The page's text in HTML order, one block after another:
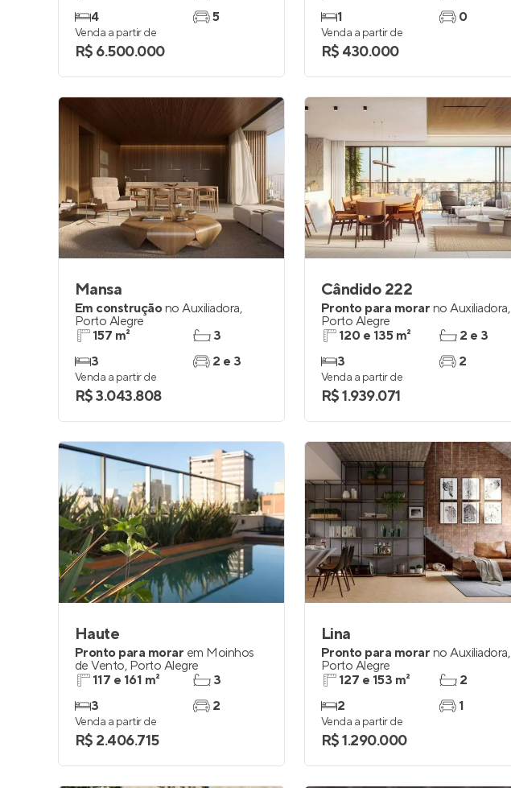
4
5
Venda a partir de
R$ 6.500.000
1
0
Venda a partir de
R$ 430.000
Mansa
Em construçãono Auxiliadora,
Porto Alegre
157 m²
3
3
2 e 3
Venda a partir de
R$ 3.043.808
Cândido 222
Pronto para morar no Auxiliadora,
Porto Alegre
120 e 135 m²
3
2 e 3
2
Venda a partir de
R$ 1.939.071
Haute
Pronto para morar em Moinhos
de Vento, Porto Alegre
117 e 161 m²
3
3
2
Venda a partir de
R$ 2.406.715
Lina
Pronto para morar no Auxiliadora,
Porto Alegre
127 e 153 m²
2
2
1
Venda a partir de
R$ 1.290.000